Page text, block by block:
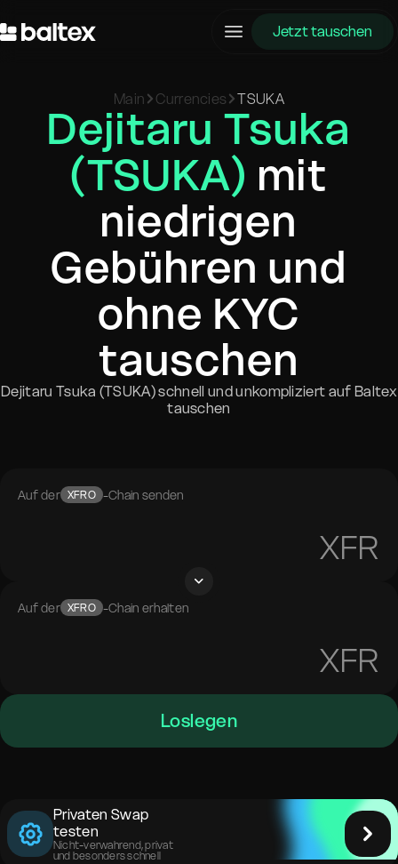
Jetzt tauschen
Main Currencies TSUKA
Dejitaru Tsuka
(TSUKA) mit
niedrigen
Gebühren und
ohne KYC
tauschen
Dejitaru Tsuka (TSUKA) schnell und unkompliziert auf Baltex
tauschen
Auf der XFRO -Chain senden
XFR
Auf der XFRO -Chain erhalten
XFR
Loslegen
Privaten Swap
testen
Nicht-verwahrend, privat
und besonders schnell